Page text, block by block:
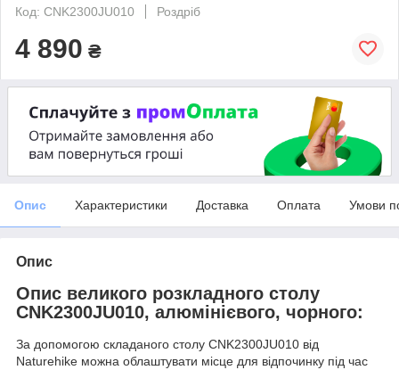
Код: CNK2300JU010
Роздріб
4 890 ₴
Опис Характеристики Доставка Оплата Умови
Опис
Опис великого розкладного столу
CNK2300JU010, алюмінієвого, чорного:
За допомогою складаного столу CNK2300JU010 від
Naturehike можна облаштувати місце для відпочинку під час